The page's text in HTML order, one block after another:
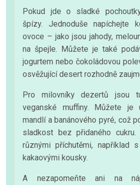
Pokud jde o sladké
špízy. Jednoduše napíchejte
ovoce – jako jsou jahody,
na špejle. Můžete je také
jogurtem nebo čokoládovou
osvěžující desert rozhodně
Pro milovníky dezertů jsou
veganské muffiny. Můžete je
mandlí a banánového pyré, což
sladkost bez přidaného cukru.
různými příchutěmi, například
kakaovými kousky.
A nezapomeňte ani na